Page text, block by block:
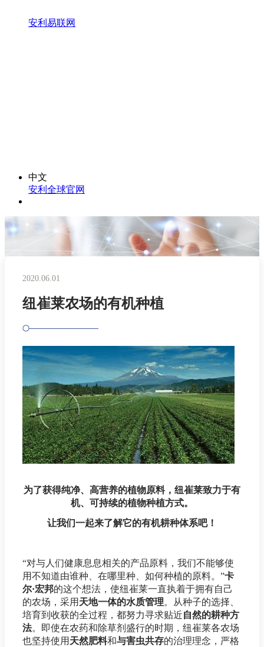
安利易联网
中文
安利全球官网
2020.06.01
纽崔莱农场的有机种植
为了获得纯净、高营养的植物原料，纽崔莱致力于有
机、可持续的植物种植方式。
让我们一起来了解它的有机耕种体系吧！
“对与人们健康息息相关的产品原料，我们不能够使
用不知道由谁种、在哪里种、如何种植的原料。”卡
尔·宏邦的这个想法，使纽崔莱一直执着于拥有自己
的农场，采用 天地一体的水质管理。从种子的选择、
培育到收获的全过程，都努力寻求贴近自然的耕种方
法。即使在农药和除草剂盛行的时期，纽崔莱各农场
也坚持使用 天然肥料和与害虫共存的治理理念，严格